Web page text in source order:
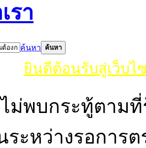
รา
ค้นหา ค้นหา
ยินดีต้อนรับสู่เว็บไซ
ม่พบกระทู้ตาม
ระหว่างรอการ